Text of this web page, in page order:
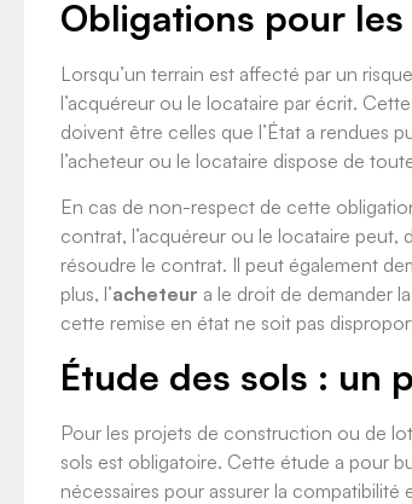
Obligations pour
Lorsqu’un terrain est affecté par un
l’acquéreur ou le locataire par écrit.
doivent être celles que l’État a rendues
l’acheteur ou le locataire dispose de
En cas de non-respect de cette
contrat, l’acquéreur ou le locataire peut,
résoudre le contrat. Il peut également
plus, l’acheteur a le droit de demander
cette remise en état ne soit pas
Étude des sols : un
Pour les projets de construction ou de
sols est obligatoire. Cette étude a pour
nécessaires pour assurer la compatibilité